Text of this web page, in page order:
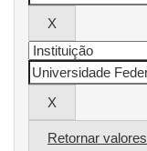
Retornar valores